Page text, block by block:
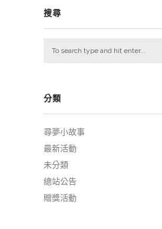
搜尋
分類
尋夢小故事
最新活動
未分類
總站公告
贈獎活動